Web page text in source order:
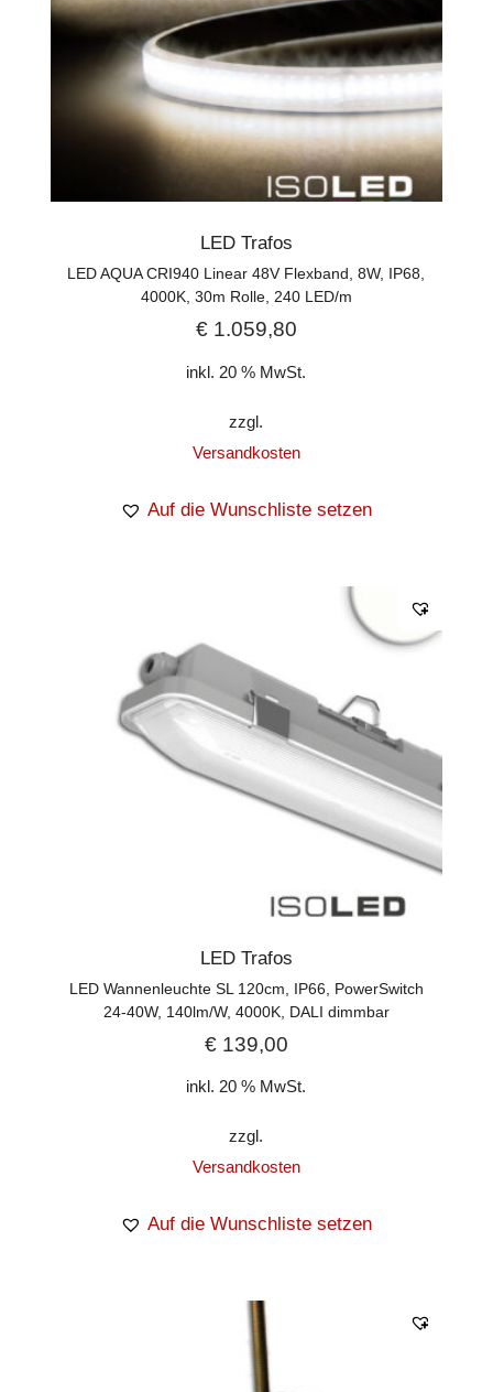
LED Trafos
LED AQUA CRI940 Linear 48V Flexband, 8W, IP68,
4000K, 30m Rolle, 240 LED/m
€1.059,80
inkl. 20 % MwSt.
zzgl.
Versandkosten
Auf die Wunschliste setzen
LED Trafos
LED Wannenleuchte SL 120cm, IP66, PowerSwitch
24-40W, 140lm/W, 4000K, DALI dimmbar
€139,00
inkl. 20 % MwSt.
zzgl.
Versandkosten
Auf die Wunschliste setzen